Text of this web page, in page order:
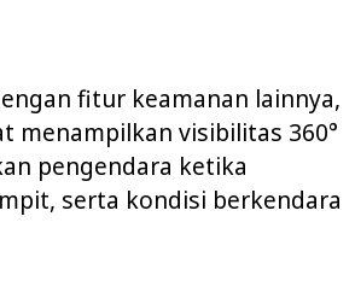
fitur keamanan lainnya,
menampilkan visibilitas 360°
pengendara ketika
serta kondisi berkendara